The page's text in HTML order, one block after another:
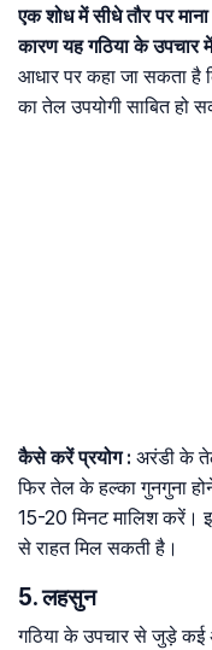
एक शोध में सीधे तौर पर
कारण यह गठिया के उपचार
आधार पर कहा जा सकता है
का तेल उपयोगी साबित हो
कैसे करें प्रयोग: अरंडी के
फिर तेल के हल्का गुनगुना
15-20 मिनट मालिश करें।
से राहत मिल सकती है।
5. लहसुन
गठिया के उपचार से जुड़े कई